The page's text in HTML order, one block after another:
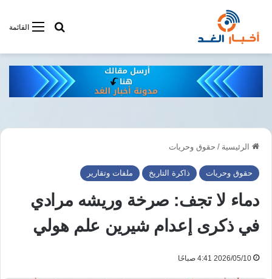
القائمةأبحت فى
الرئيسية / حقوق وحريات
حقوق وحريات ذاكرة التاريخ ملفات وتقارير
دماء لا تجف: صرخة وريشه مرادي
في ذكرى إعدام شيرين علم هولي
2026/05/10 4:41 صباحًا